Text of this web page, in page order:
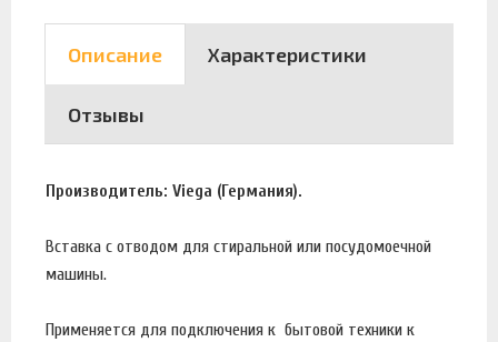
Описание Характеристики
Отзывы
Производитель: Viega (Германия).
Вставка с отводом для стиральной или посудомоечной
машины.
Применяется для подключения к бытовой техники к